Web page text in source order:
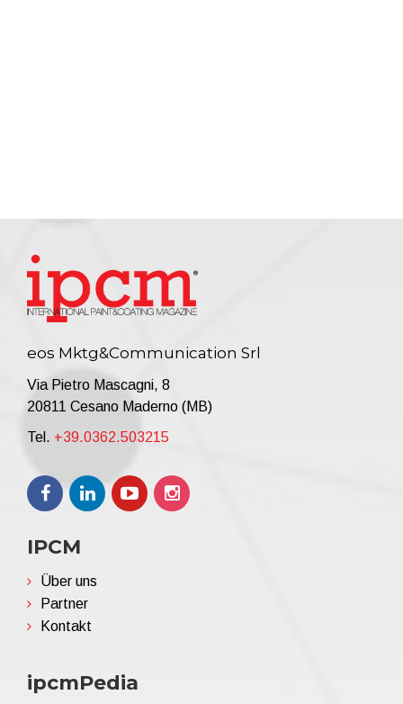
eos Mktg&Communication Srl
Via Pietro Mascagni, 8
20811 Cesano Maderno (MB)
Tel. +39.0362.503215
IPCM
Über uns
Partner
Kontakt
ipcmPedia